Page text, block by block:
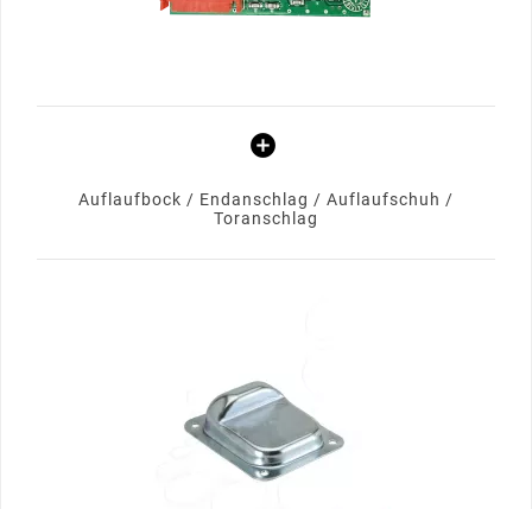
Auflaufbock / Endanschlag / Auflaufschuh /
Toranschlag